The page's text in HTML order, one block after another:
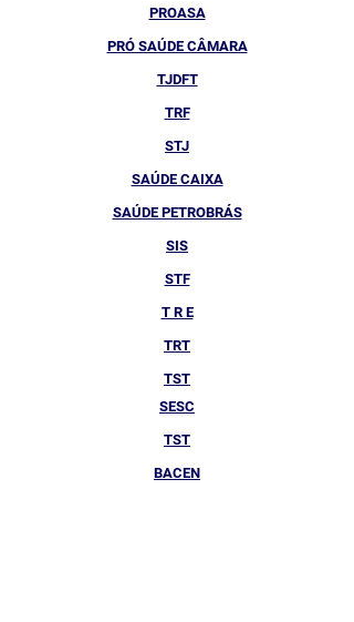
PROASA
PRÓ SAÚDE CÂMARA
TJDFT
TRF
STJ
SAÚDE CAIXA
SAÚDE PETROBRÁS
SIS
STF
T R E
TRT
TST
SESC
TST
BACEN